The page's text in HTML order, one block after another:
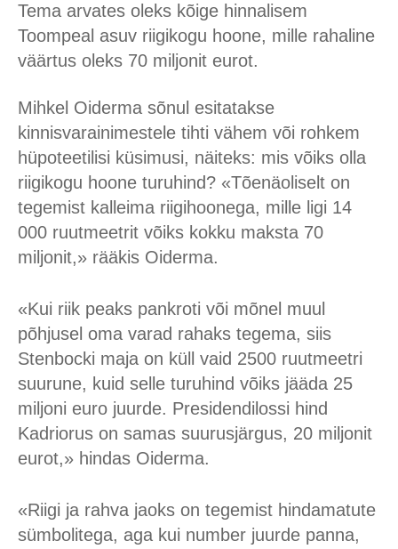
Tema arvates oleks kõige hinnalisem
Toompeal asuv riigikogu hoone, mille rahaline
väärtus oleks 70 miljonit eurot.
Mihkel Oiderma sõnul esitatakse
kinnisvarainimestele tihti vähem või rohkem
hüpoteetilisi küsimusi, näiteks: mis võiks olla
riigikogu hoone turuhind? «Tõenäoliselt on
tegemist kalleima riigihoonega, mille ligi 14
000 ruutmeetrit võiks kokku maksta 70
miljonit,» rääkis Oiderma.
«Kui riik peaks pankroti või mõnel muul
põhjusel oma varad rahaks tegema, siis
Stenbocki maja on küll vaid 2500 ruutmeetri
suurune, kuid selle turuhind võiks jääda 25
miljoni euro juurde. Presidendilossi hind
Kadriorus on samas suurusjärgus, 20 miljonit
eurot,» hindas Oiderma.
«Riigi ja rahva jaoks on tegemist hindamatute
sümbolitega, aga kui number juurde panna,